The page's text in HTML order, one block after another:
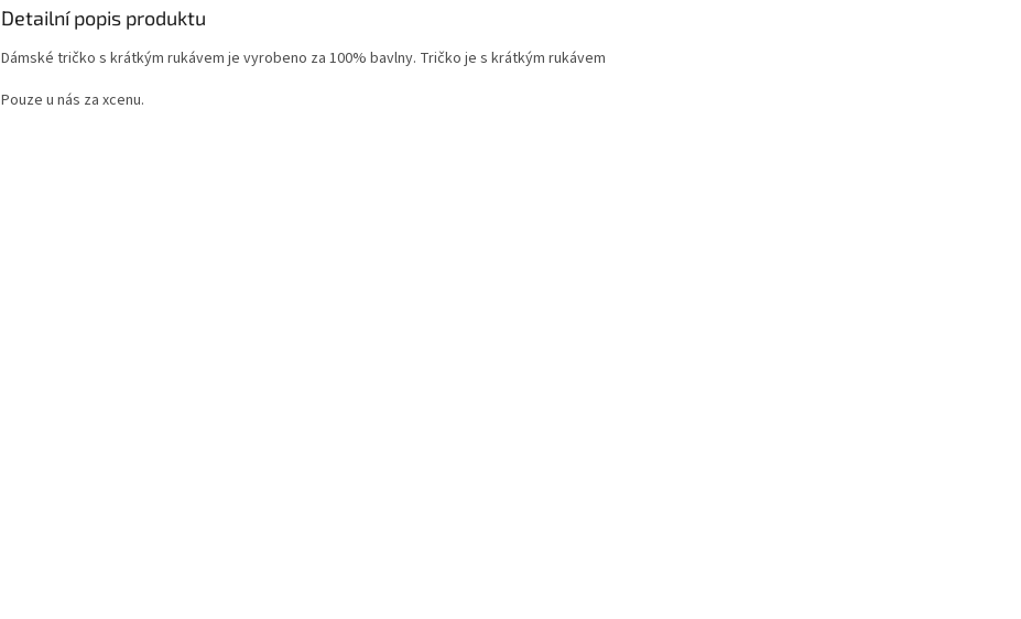
Detailní popis produktu
Dámské tričko s krátkým rukávem je vyrobeno za 100% bavlny. Tričko je s krátkým rukávem
Pouze u nás za xcenu.